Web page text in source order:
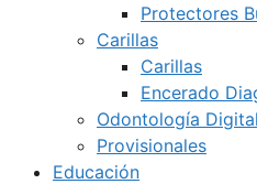
Protectores
Carillas
Carillas
Encerado
Odontología Digital
Provisionales
Educación